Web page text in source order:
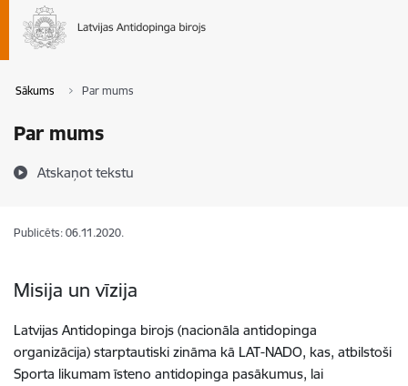
Sākums Par mums
Par mums
Atskaņot tekstu
Publicēts: 06.11.2020.
Misija un vīzija
Latvijas Antidopinga birojs (nacionāla antidopinga
organizācija) starptautiski zināma kā LAT-NADO, kas, atbilstoši
Sporta likumam īsteno antidopinga pasākumus, lai